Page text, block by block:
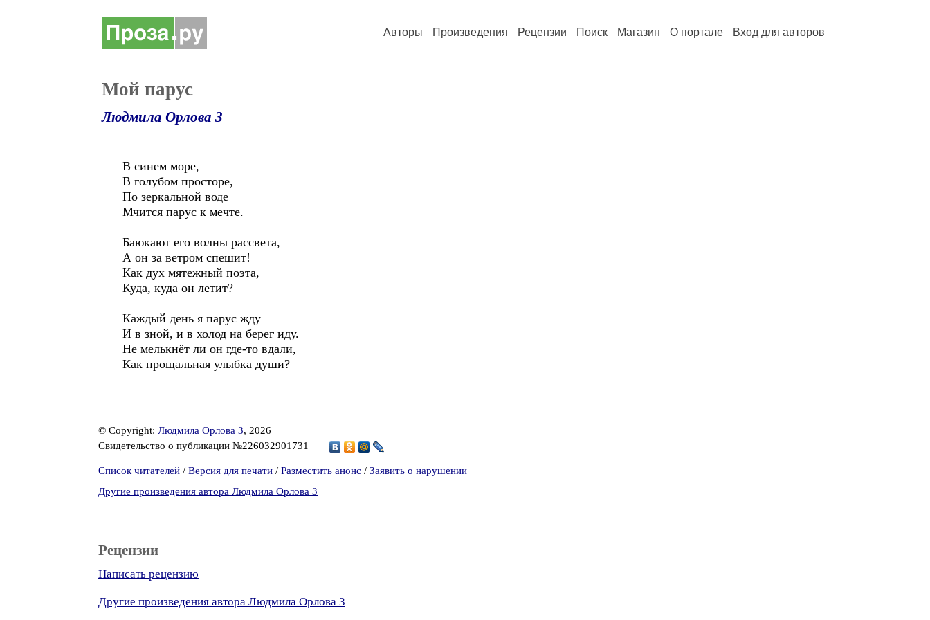
Авторы Произведения Рецензии Поиск Магазин О портале Вход для авторов
Мой парус
Людмила Орлова 3
В синем море,
В голубом просторе,
По зеркальной воде
Мчится парус к мечте.
Баюкают его волны рассвета,
А он за ветром спешит!
Как дух мятежный поэта,
Куда, куда он летит?
Каждый день я парус жду
И в зной, и в холод на берег иду.
Не мелькнёт ли он где-то вдали,
Как прощальная улыбка души?
© Copyright: Людмила Орлова 3, 2026
Свидетельство о публикации №226032901731
Список читателей / Версия для печати / Разместить анонс / Заявить о нарушении
Другие произведения автора Людмила Орлова 3
Рецензии
Написать рецензию
Другие произведения автора Людмила Орлова 3